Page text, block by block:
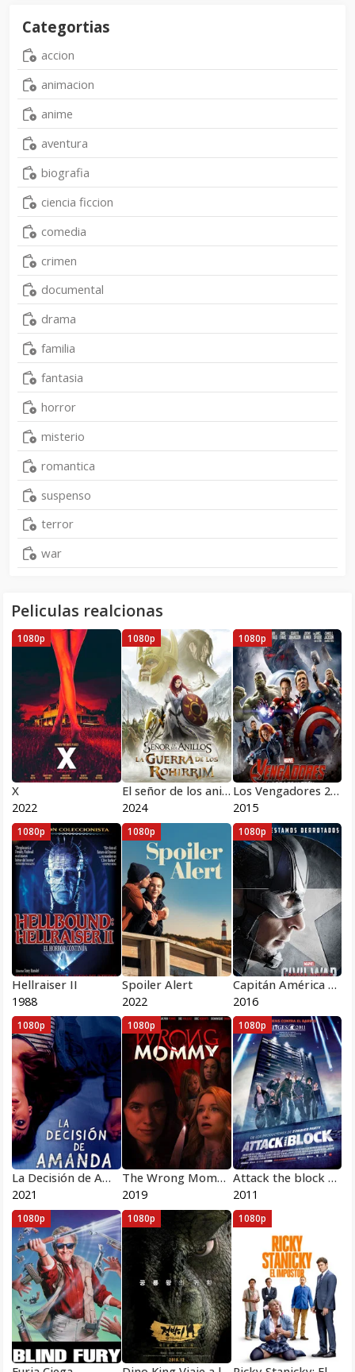
Categortias
accion
animacion
anime
aventura
biografia
ciencia ficcion
comedia
crimen
documental
drama
familia
fantasia
horror
misterio
romantica
suspenso
terror
war
Peliculas realcionas
X
2022
1080p
El señor de los anillos: La guerra de los Rohirrim
2024
1080p
Los Vengadores 2 La era de Ultrón 3D
2015
1080p
Hellraiser II
1988
1080p
Spoiler Alert
2022
1080p
Capitán América 3 Civil War
2016
1080p
La Decisión de Amanda
2021
1080p
The Wrong Mommy
2019
1080p
Attack the block 2011
2011
1080p
1080p 1080p 1080p